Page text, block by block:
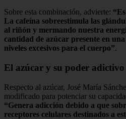
Sobre esta combinación, advierte:
La cafeína sobreestimula las
al riñón y mermando nuestra
cantidad de azúcar presente en
niveles excesivos para el cuerpo”.
El azúcar y su poder adictivo
Respecto al azúcar, José María
modificado para potenciar su
“Genera adicción debido a que
receptores celulares destinados a